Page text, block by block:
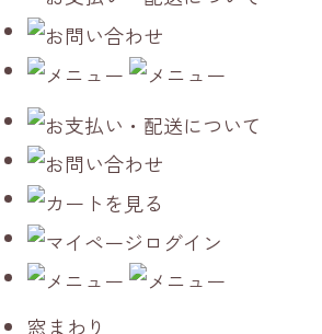
窓まわり